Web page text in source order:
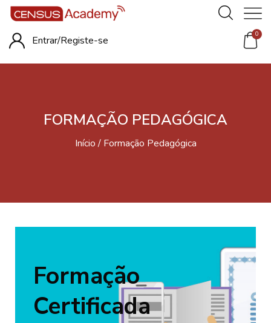
Entrar/Registe-se 0
FORMAÇÃO PEDAGÓGICA
Início Formação Pedagógica
Formação
Certificada